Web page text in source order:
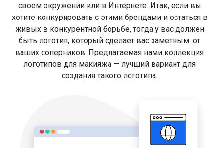
своем окружении или в Интернете. Итак, если вы
хотите конкурировать с этими брендами и остаться в
живых в конкурентной борьбе, тогда у вас должен
быть логотип, который сделает вас заметным. от
ваших соперников. Предлагаемая нами коллекция
логотипов для макияжа — лучший вариант для
создания такого логотипа.